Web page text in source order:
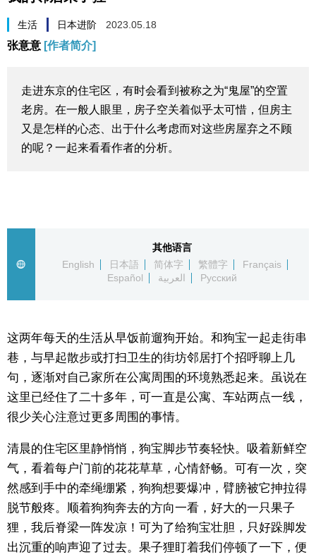
生活与旅游
视觉日本
新闻
日本一瞥
人物访谈
东京
编辑部通知
SNS
生活 日本进阶 2023.05.18
张意意 [作者简介]
走进东京的住宅区，有时会看到被称之为“鬼屋”的空置
老房。在一般人眼里，房子空关着似乎太可惜，但房主
又是怎样的心态、出于什么考虑而对这些房屋弃之不顾
的呢？一起来看看作者的分析。
其他语言
English
日本語 简体字 繁體字
Français
Español
العربية Русский
这两年每天的生活从早饭前遛狗开始。和狗宝一起走街串
巷，与早起散步或打扫卫生的街坊邻居打个招呼聊上几
句，逐渐对自己家所在公寓周围的环境熟悉起来。虽说在
这里已经住了二十多年，可一直是公寓、车站两点一线，
很少关心注意过更多周围的事情。
清晨的住宅区里静悄悄，狗宝脚步节奏轻快。吸着新鲜空
气，看着每户门前的花花草草，心情舒畅。可有一次，突
然感到手中的牵绳绷紧，狗狗想要爆冲，臂膀被它抻拉得
脱节般疼。顺着狗狗奔去的方向一看，好大的一只果子
狸，我后脊梁一阵发凉！可为了给狗宝壮胆，只好跺脚发
出沉重的响声迎了过去。果子狸盯着我们停顿了一下，便